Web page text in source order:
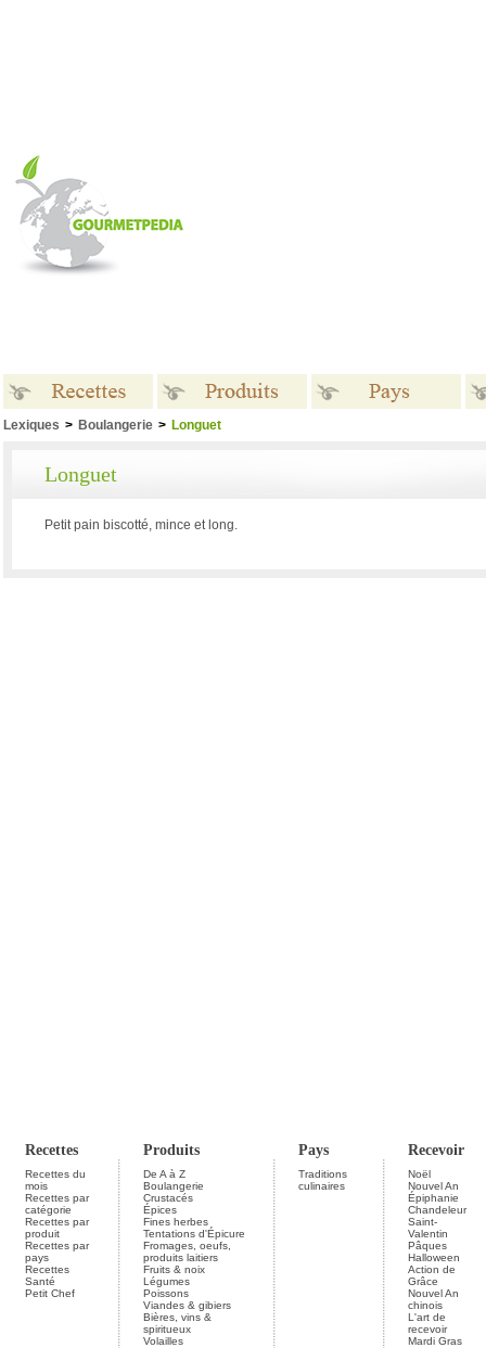
Lexiques > Boulangerie > Longuet
Longuet
Petit pain biscotté, mince et long.
Recettes Produits Pays Recevoir
Recettes du
mois
Recettes par
catégorie
Recettes par
produit
Recettes par
pays
Recettes
Santé
Petit Chef
De A à Z
Boulangerie
Crustacés
Épices
Fines herbes
Tentations d'Épicure
Fromages, oeufs,
produits laitiers
Fruits & noix
Légumes
Poissons
Viandes & gibiers
Bières, vins &
spiritueux
Volailles
Traditions
culinaires
Noël
Nouvel An
Épiphanie
Chandeleur
Saint-
Valentin
Pâques
Halloween
Action de
Grâce
Nouvel An
chinois
L'art de
recevoir
Mardi Gras